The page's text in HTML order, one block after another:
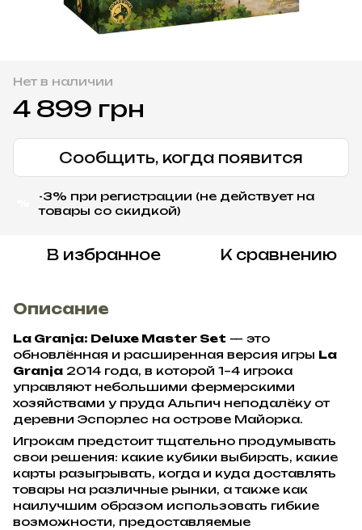
Нет в наличии
4 899 грн
Сообщить, когда появится
-3% при регистрации (не действует на
товары со скидкой)
В избранное К сравнению
Описание
La Granja: Deluxe Master Set — это
обновлённая и расширенная версия игры La
Granja 2014 года, в которой 1–4 игрока
управляют небольшими фермерскими
хозяйствами у пруда Альпич неподалёку от
деревни Эспорлес на острове Майорка.
Игрокам предстоит тщательно продумывать
свои решения: какие кубики выбирать, какие
карты разыгрывать, когда и куда доставлять
товары на различные рынки, а также как
наилучшим образом использовать гибкие
возможности, предоставляемые